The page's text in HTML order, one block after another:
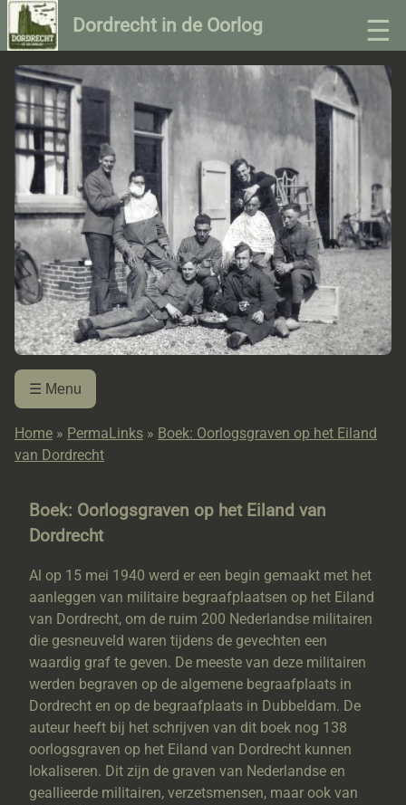
Dordrecht in de Oorlog ☰
☰ Menu
Home » PermaLinks » Boek: Oorlogsgraven op het Eiland
van Dordrecht
Boek: Oorlogsgraven op het Eiland van
Dordrecht
Al op 15 mei 1940 werd er een begin gemaakt met het
aanleggen van militaire begraafplaatsen op het Eiland
van Dordrecht, om de ruim 200 Nederlandse militairen
die gesneuveld waren tijdens de gevechten een
waardig graf te geven. De meeste van deze militairen
werden begraven op de algemene begraafplaats in
Dordrecht en op de begraafplaats in Dubbeldam. De
auteur heeft bij het schrijven van dit boek nog 138
oorlogsgraven op het Eiland van Dordrecht kunnen
lokaliseren. Dit zijn de graven van Nederlandse en
geallieerde militairen, verzetsmensen, maar ook van